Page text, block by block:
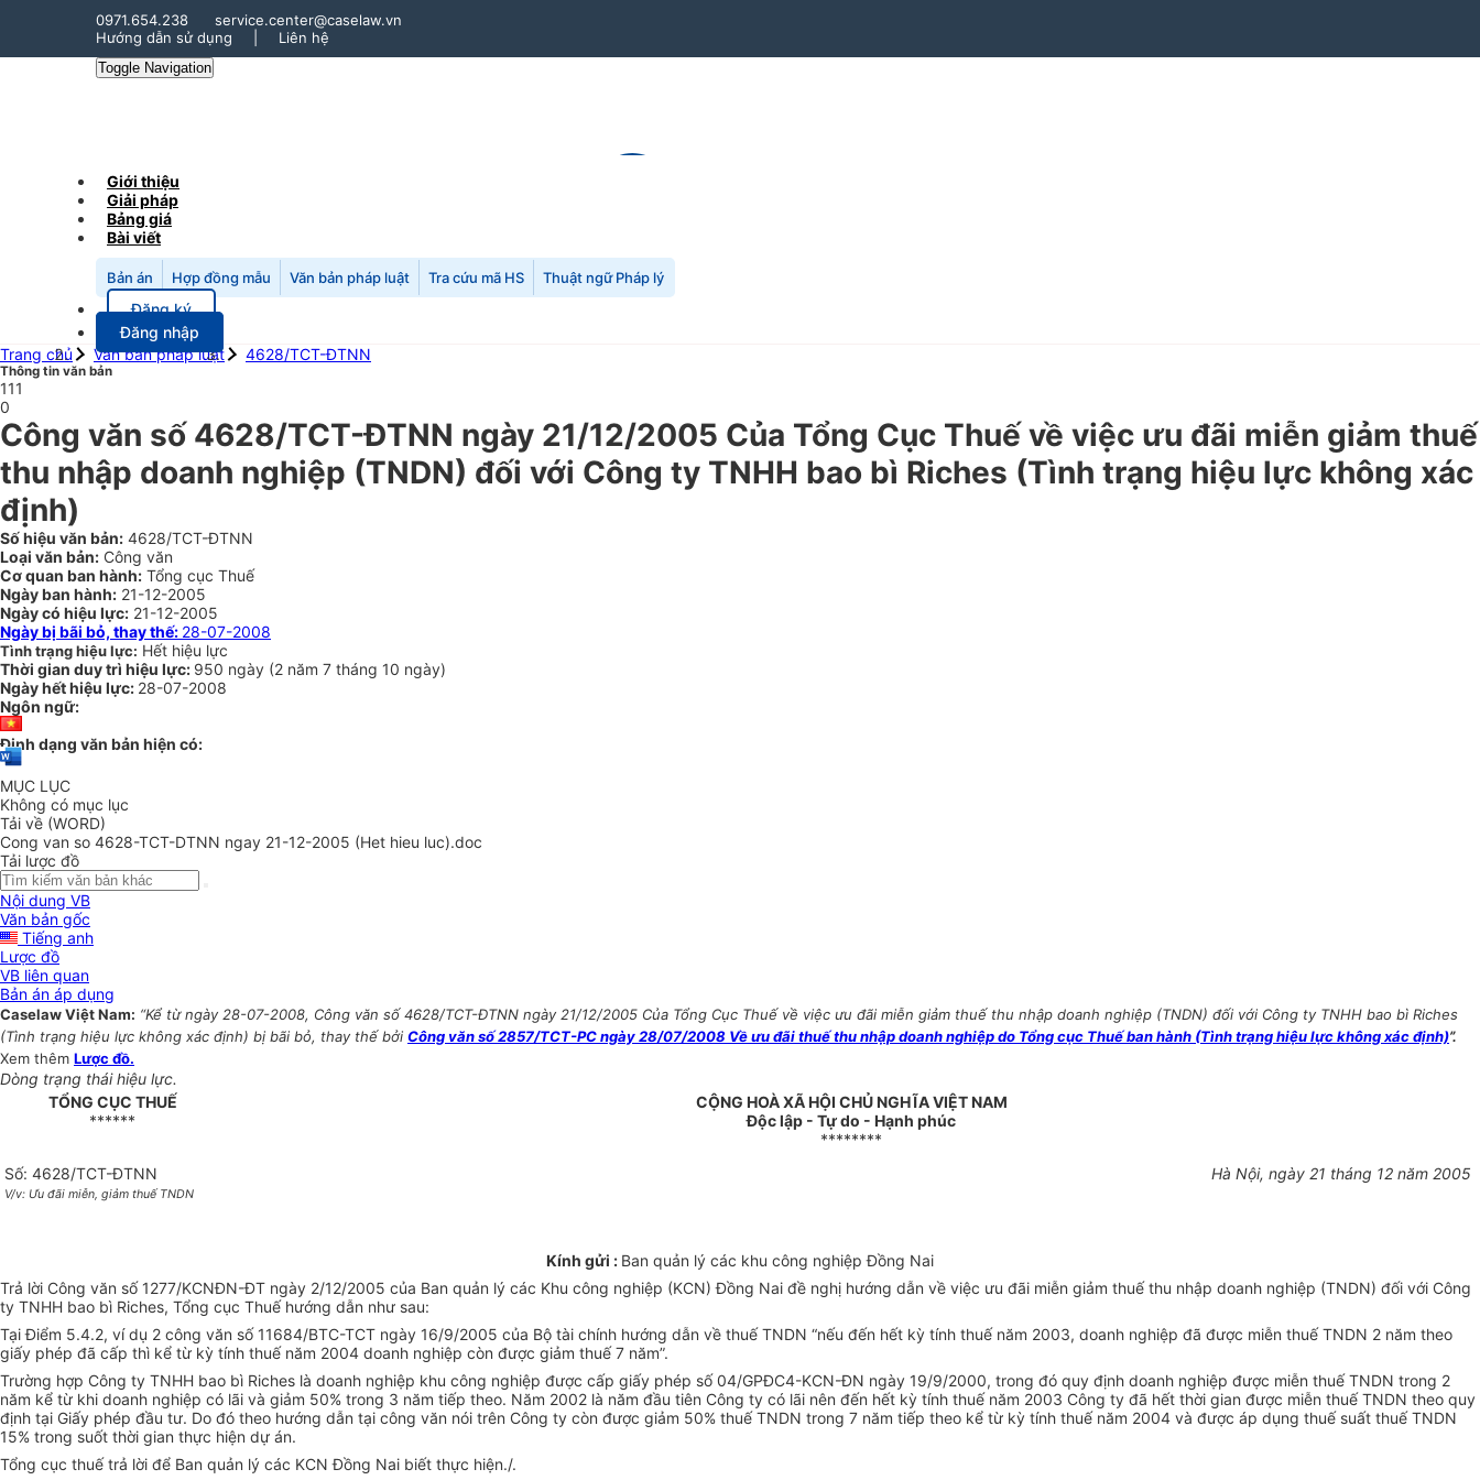
0971.654.238
service.center@caselaw.vn
Hướng dẫn sử dụng
Liên hệ
Toggle Navigation
Giới thiệu
Giải pháp
Bảng giá
Bài viết
Bản án Hợp đồng mẫu Văn bản pháp luật Tra cứu mã HS Thuật ngữ Pháp lý
Đăng ký
Đăng nhập
Trang chủ
Văn bản pháp luật 4628/TCT-ĐTNN
Thông tin văn bản
111
0
Công văn số 4628/TCT-ĐTNN ngày 21/12/2005 Của Tổng Cục Thuế về việc ưu đãi miễn giảm thuế
thu nhập doanh nghiệp (TNDN) đối với Công ty TNHH bao bì Riches (Tình trạng hiệu lực không xác
định)
Số hiệu văn bản: 4628/TCT-ĐTNN
Loại văn bản: Công văn
Cơ quan ban hành: Tổng cục Thuế
Ngày ban hành: 21-12-2005
Ngày có hiệu lực: 21-12-2005
Ngày bị bãi bỏ, thay thế: 28-07-2008
Tình trạng hiệu lực: Hết hiệu lực
Thời gian duy trì hiệu lực: 950 ngày (2 năm 7 tháng 10 ngày)
Ngày hết hiệu lực: 28-07-2008
Ngôn ngữ:
Định dạng văn bản hiện có:
MỤC LỤC
Không có mục lục
Tải về (WORD)
Cong van so 4628-TCT-DTNN ngay 21-12-2005 (Het hieu luc).doc
Tải lược đồ
Nội dung VB
Văn bản gốc
Tiếng anh
Lược đồ
VB liên quan
Bản án áp dụng
Caselaw Việt Nam: “Kể từ ngày 28-07-2008, Công văn số 4628/TCT-ĐTNN ngày 21/12/2005 Của Tổng Cục Thuế về việc ưu đãi miễn giảm thuế thu nhập doanh nghiệp (TNDN) đối với Công ty TNHH bao bì Riches
(Tình trạng hiệu lực không xác định) bị bãi bỏ, thay thế bởi Công văn số 2857/TCT-PC ngày 28/07/2008 Về ưu đãi thuế thu nhập doanh nghiệp do Tổng cục Thuế ban hành (Tình trạng hiệu lực không xác định)”.
Xem thêm Lược đồ.
Dòng trạng thái hiệu lực.
TỔNG CỤC THUẾ
******
CỘNG HOÀ XÃ HỘI CHỦ NGHĨA VIỆT NAM
Độc lập - Tự do - Hạnh phúc
********
Số: 4628/TCT-ĐTNN
V/v: Ưu đãi miễn, giảm thuế TNDN
Hà Nội, ngày 21 tháng 12 năm 2005
Kính gửi : Ban quản lý các khu công nghiệp Đồng Nai
Trả lời Công văn số 1277/KCNĐN-ĐT ngày 2/12/2005 của Ban quản lý các Khu công nghiệp (KCN) Đồng Nai đề nghị hướng dẫn về việc ưu đãi miễn giảm thuế thu nhập doanh nghiệp (TNDN) đối với Công
ty TNHH bao bì Riches, Tổng cục Thuế hướng dẫn như sau:
Tại Điểm 5.4.2, ví dụ 2 công văn số 11684/BTC-TCT ngày 16/9/2005 của Bộ tài chính hướng dẫn về thuế TNDN “nếu đến hết kỳ tính thuế năm 2003, doanh nghiệp đã được miễn thuế TNDN 2 năm theo
giấy phép đã cấp thì kể từ kỳ tính thuế năm 2004 doanh nghiệp còn được giảm thuế 7 năm”.
Trường hợp Công ty TNHH bao bì Riches là doanh nghiệp khu công nghiệp được cấp giấy phép số 04/GPĐC4-KCN-ĐN ngày 19/9/2000, trong đó quy định doanh nghiệp được miễn thuế TNDN trong 2
năm kể từ khi doanh nghiệp có lãi và giảm 50% trong 3 năm tiếp theo. Năm 2002 là năm đầu tiên Công ty có lãi nên đến hết kỳ tính thuế năm 2003 Công ty đã hết thời gian được miễn thuế TNDN theo quy
định tại Giấy phép đầu tư. Do đó theo hướng dẫn tại công văn nói trên Công ty còn được giảm 50% thuế TNDN trong 7 năm tiếp theo kể từ kỳ tính thuế năm 2004 và được áp dụng thuế suất thuế TNDN
15% trong suốt thời gian thực hiện dự án.
Tổng cục thuế trả lời để Ban quản lý các KCN Đồng Nai biết thực hiện./.